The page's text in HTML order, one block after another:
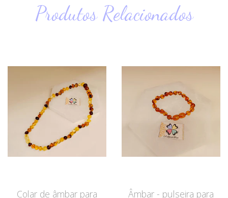
Produtos Relacionados
Colar de âmbar para Âmbar - pulseira para